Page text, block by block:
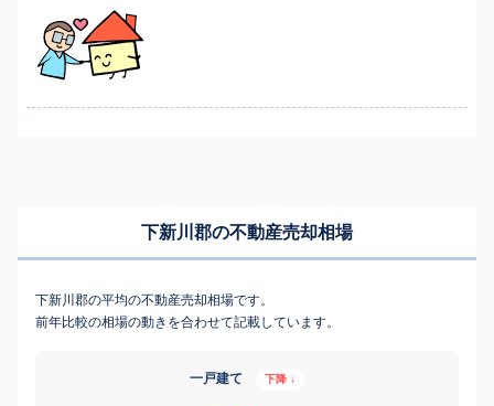
下新川郡の不動産売却相場
下新川郡の平均の不動産売却相場です。
前年比較の相場の動きを合わせて記載しています。
一戸建て 下降 ↓